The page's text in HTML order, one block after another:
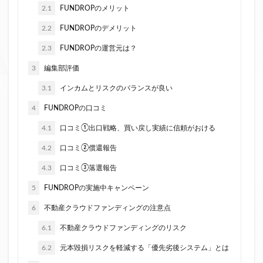
2.1 FUNDROPのメリット
2.2 FUNDROPのデメリット
2.3 FUNDROPの運営元は？
3 編集部評価
3.1 インカムとリスクのバランスが良い
4 FUNDROPの口コミ
4.1 口コミ①出口戦略、買い戻し実績に信頼がおける
4.2 口コミ②償還報告
4.3 口コミ③落選報告
5 FUNDROPの実施中キャンペーン
6 不動産クラウドファンディングの注意点
6.1 不動産クラウドファンディングのリスク
6.2 元本毀損リスクを軽減する「優先劣後システム」とは
投資型クラウドファンディング